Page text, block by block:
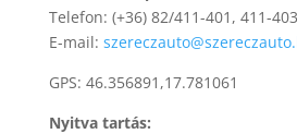
Telefon: (+36) 82/411-401, 411-403
E-mail:
GPS: 46.356891,17.781061
Nyitva tartás: